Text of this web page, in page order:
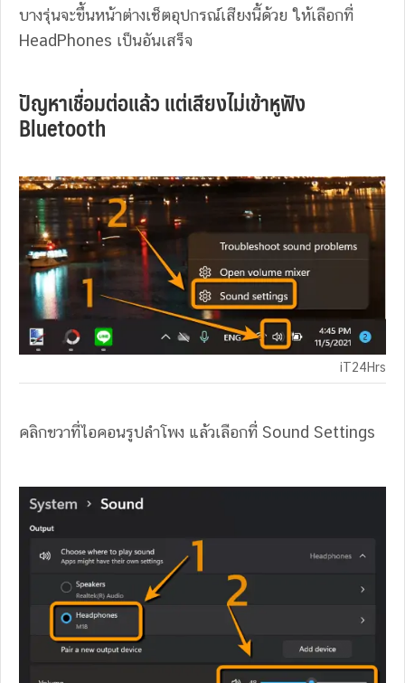
บางรุ่นจะขึ้นหน้าต่างเช็ตอุปกรณ์เสียงนี้ด้วย ให้เลือกที่
HeadPhones เป็นอันเสร็จ
ปัญหาเชื่อมต่อแล้ว แต่เสียงไม่เข้าหูฟัง
Bluetooth
iT24Hrs
คลิกขวาที่ไอคอนรูปลำโพง แล้วเลือกที่ Sound Settings